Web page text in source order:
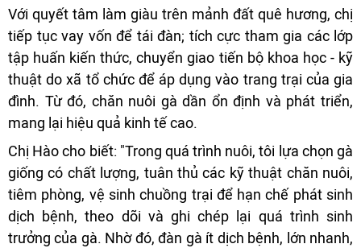
Với quyết tâm làm giàu trên mảnh đất quê hương, chị
tiếp tục vay vốn để tái đàn; tích cực tham gia các lớp
tập huấn kiến thức, chuyển giao tiến bộ khoa học - kỹ
thuật do xã tổ chức để áp dụng vào trang trại của gia
đình. Từ đó, chăn nuôi gà dần ổn định và phát triển,
mang lại hiệu quả kinh tế cao.
Chị Hào cho biết: "Trong quá trình nuôi, tôi lựa chọn gà
giống có chất lượng, tuân thủ các kỹ thuật chăn nuôi,
tiêm phòng, vệ sinh chuồng trại để hạn chế phát sinh
dịch bệnh, theo dõi và ghi chép lại quá trình sinh
trưởng của gà. Nhờ đó, đàn gà ít dịch bệnh, lớn nhanh,